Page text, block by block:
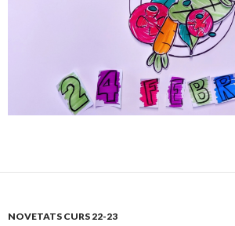
NOVETATS CURS 22-23